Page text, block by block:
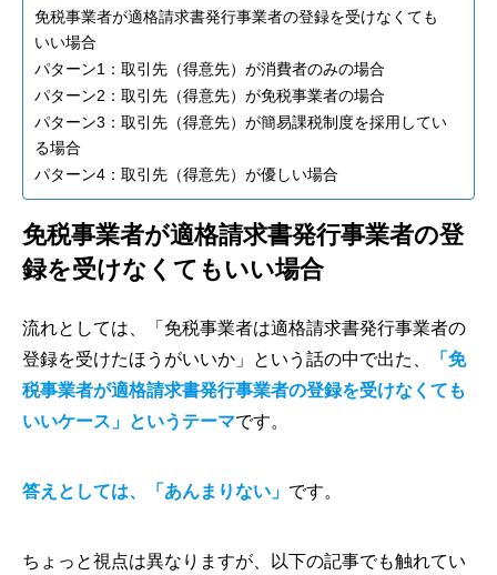
免税事業者が適格請求書発行事業者の登録を受けなくても
いい場合
パターン1：取引先（得意先）が消費者のみの場合
パターン2：取引先（得意先）が免税事業者の場合
パターン3：取引先（得意先）が簡易課税制度を採用してい
る場合
パターン4：取引先（得意先）が優しい場合
免税事業者が適格請求書発行事業者の登
録を受けなくてもいい場合
流れとしては、「免税事業者は適格請求書発行事業者の
登録を受けたほうがいいか」という話の中で出た、
「免
税事業者が適格請求書発行事業者の登録を受けなくても
いいケース」というテーマです。
答えとしては、「あんまりない」 です。
ちょっと視点は異なりますが、以下の記事でも触れてい